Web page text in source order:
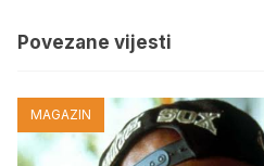
Povezane vijesti
MAGAZIN